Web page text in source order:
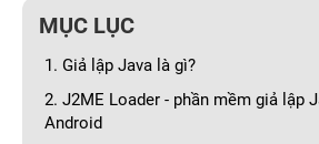
MỤC LỤC
1. Giả lập Java là gì?
2. J2ME Loader - phần mềm giả lập
Android